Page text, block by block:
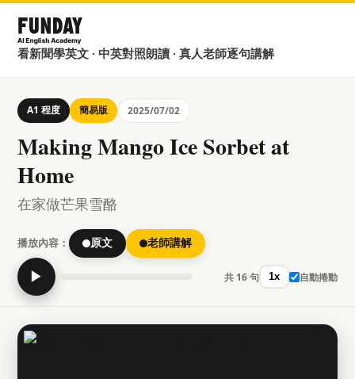
看新聞學英文 · 中英對照朗讀 · 真人老師逐句講解
A1 程度 簡易版 2025/07/02
Making Mango Ice Sorbet at
Home
在家做芒果雪酪
播放內容： 原文 老師講解
▶ 共 16 句 1x 自動捲動